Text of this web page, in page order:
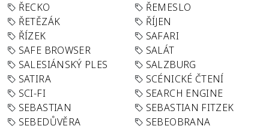
ŘECKO
ŘEMESLO
ŘETĚZÁK
ŘÍJEN
ŘÍZEK
SAFARI
SAFE BROWSER
SALÁT
SALESIÁNSKÝ PLES
SALZBURG
SATIRA
SCÉNICKÉ ČTENÍ
SCI-FI
SEARCH ENGINE
SEBASTIAN
SEBASTIAN FITZEK
SEBEDŮVĚRA
SEBEOBRANA